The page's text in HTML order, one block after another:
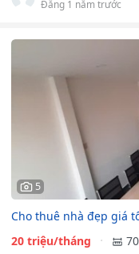
Đăng 1 năm trước
5
Cho thuê nhà đẹp giá
20 triệu/tháng